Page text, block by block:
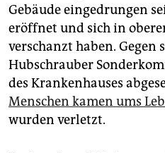
Gebäude eingedrungen
eröffnet und sich in
verschanzt haben. Gegen
Hubschrauber
des Krankenhauses
Menschen kamen ums
wurden verletzt.